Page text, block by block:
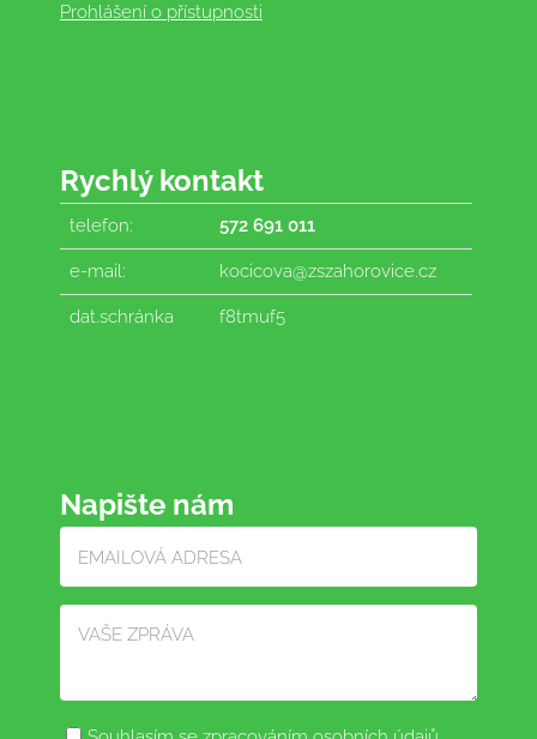
Prohlášení o přístupnosti
Rychlý kontakt
telefon: 572 691 011
e-mail: kocicova@zszahorovice.cz
dat.schránka f8tmuf5
Napište nám